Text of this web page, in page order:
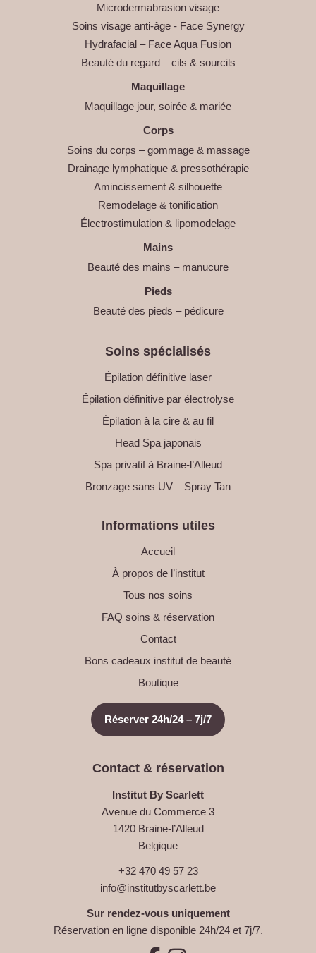
Microdermabrasion visage
Soins visage anti-âge - Face Synergy
Hydrafacial – Face Aqua Fusion
Beauté du regard – cils & sourcils
Maquillage
Maquillage jour, soirée & mariée
Corps
Soins du corps – gommage & massage
Drainage lymphatique & pressothérapie
Amincissement & silhouette
Remodelage & tonification
Électrostimulation & lipomodelage
Mains
Beauté des mains – manucure
Pieds
Beauté des pieds – pédicure
Soins spécialisés
Épilation définitive laser
Épilation définitive par électrolyse
Épilation à la cire & au fil
Head Spa japonais
Spa privatif à Braine-l’Alleud
Bronzage sans UV – Spray Tan
Informations utiles
Accueil
À propos de l’institut
Tous nos soins
FAQ soins & réservation
Contact
Bons cadeaux institut de beauté
Boutique
Réserver 24h/24 – 7j/7
Contact & réservation
Institut By Scarlett
Avenue du Commerce 3
1420 Braine-l’Alleud
Belgique
+32 470 49 57 23
info@institutbyscarlett.be
Sur rendez-vous uniquement
Réservation en ligne disponible 24h/24 et 7j/7.